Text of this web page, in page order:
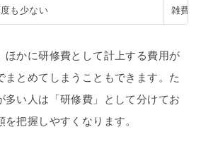
も少ない 雑費
ほかに研修費として計上する費用が
まとめてしまうこともできます。た
多い人は「研修費」として分けてお
を把握しやすくなります。